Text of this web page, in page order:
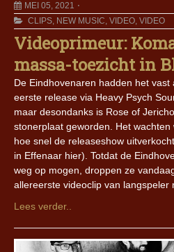
MEI 05, 2021
CLIPS, NEW MUSIC, VIDEO, VIDEO
Videoprimeur:
massa-toezicht in
De Eindhovenaren hadden het vast
eerste release via Heavy Psych
maar desondanks is Rose of
stonerplaat geworden. Het
hoe snel de releaseshow
in Effenaar hier). Totdat de
weg op mogen, droppen ze
allereerste videoclip van langspeler
Lees verder..